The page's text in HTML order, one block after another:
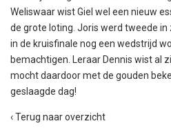
Weliswaar wist Giel wel een nieuw
de grote loting. Joris werd tweede in
in de kruisfinale nog een wedstrijd
bemachtigen. Leraar Dennis wist al
mocht daardoor met de gouden
geslaagde dag!
‹ Terug naar overzicht